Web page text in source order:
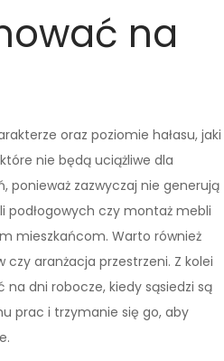
na
oraz poziomie hałasu, jaki
nie będą uciążliwe dla
ponieważ zazwyczaj nie generują
podłogowych czy montaż mebli
mieszkańcom. Warto również
aranżacja przestrzeni. Z kolei
na dni robocze, kiedy sąsiedzi są
prac i trzymanie się go, aby